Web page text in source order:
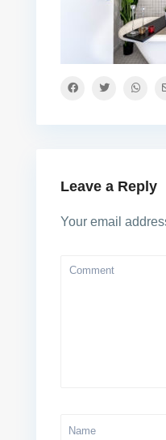
Leave a Reply
Your email